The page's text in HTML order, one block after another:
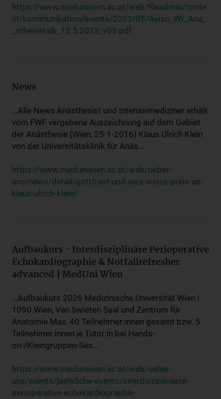
https://www.meduniwien.ac.at/web/fileadmin/conte
nt/kommunikation/events/2023/05/Aviso_Wr_Ana_
_sthesietalk_12.5.2023_v03.pdf
News
...Alle News Anästhesist und Intensivmediziner erhält
vom FWF vergebene Auszeichnung auf dem Gebiet
der Anästhesie (Wien, 25-1-2016) Klaus Ulrich Klein
von der Universitätsklinik für Anäs...
https://www.meduniwien.ac.at/web/ueber-
uns/news/detail/gottfried-und-vera-weiss-preis-an-
klaus-ulrich-klein/
Aufbaukurs - Interdisziplinäre Perioperative
Echokardiographie & Notfallrefresher
advanced | MedUni Wien
...Aufbaukurs 2026 Medizinische Universität Wien |
1090 Wien, Van Swieten Saal und Zentrum für
Anatomie Max. 40 Teilnehmer:innen gesamt bzw. 5
Teilnehmer:innen je Tutor:in bei Hands-
on-/Kleingruppen-Ses...
https://www.meduniwien.ac.at/web/ueber-
uns/events/jaehrliche-events/interdisziplinaere-
perioperative-echokardiographie-